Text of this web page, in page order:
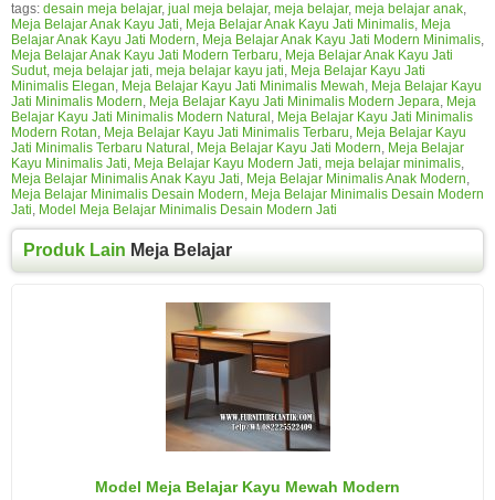
tags: desain meja belajar, jual meja belajar, meja belajar, meja belajar anak,
Meja Belajar Anak Kayu Jati, Meja Belajar Anak Kayu Jati Minimalis, Meja
Belajar Anak Kayu Jati Modern, Meja Belajar Anak Kayu Jati Modern Minimalis,
Meja Belajar Anak Kayu Jati Modern Terbaru, Meja Belajar Anak Kayu Jati
Sudut, meja belajar jati, meja belajar kayu jati, Meja Belajar Kayu Jati
Minimalis Elegan, Meja Belajar Kayu Jati Minimalis Mewah, Meja Belajar Kayu
Jati Minimalis Modern, Meja Belajar Kayu Jati Minimalis Modern Jepara, Meja
Belajar Kayu Jati Minimalis Modern Natural , Meja Belajar Kayu Jati Minimalis
Modern Rotan, Meja Belajar Kayu Jati Minimalis Terbaru, Meja Belajar Kayu
Jati Minimalis Terbaru Natural , Meja Belajar Kayu Jati Modern, Meja Belajar
Kayu Minimalis Jati, Meja Belajar Kayu Modern Jati, meja belajar minimalis,
Meja Belajar Minimalis Anak Kayu Jati, Meja Belajar Minimalis Anak Modern,
Meja Belajar Minimalis Desain Modern, Meja Belajar Minimalis Desain Modern
Jati, Model Meja Belajar Minimalis Desain Modern Jati
Produk Lain Meja Belajar
Model Meja Belajar Kayu Mewah Modern